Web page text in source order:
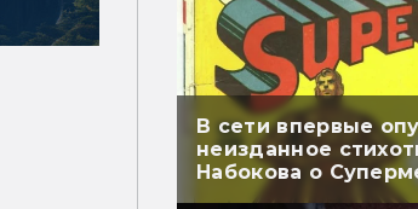
В сети впервые
неизданное
Набокова о
перевели